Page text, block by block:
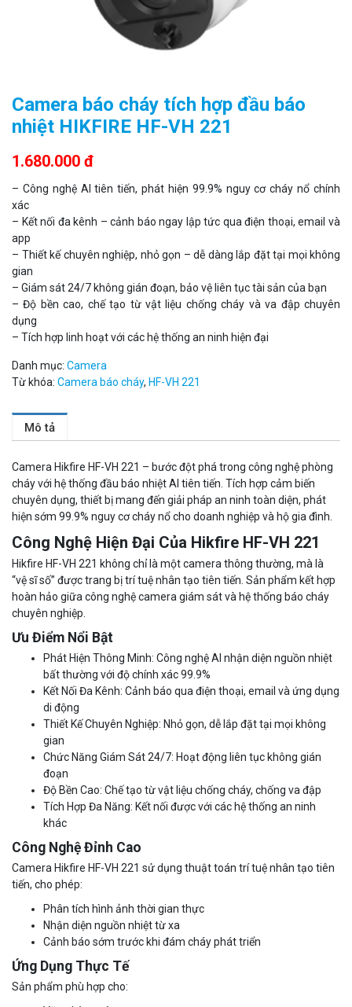
Camera báo cháy tích hợp đầu báo
nhiệt HIKFIRE HF-VH 221
1.680.000 đ
– Công nghệ AI tiên tiến, phát hiện 99.9% nguy cơ cháy nổ chính
xác
– Kết nối đa kênh – cảnh báo ngay lập tức qua điện thoại, email và
app
– Thiết kế chuyên nghiệp, nhỏ gọn – dễ dàng lắp đặt tại mọi không
gian
– Giám sát 24/7 không gián đoạn, bảo vệ liên tục tài sản của bạn
– Độ bền cao, chế tạo từ vật liệu chống cháy và va đập chuyên
dụng
– Tích hợp linh hoạt với các hệ thống an ninh hiện đại
Danh mục: Camera
Từ khóa: Camera báo cháy, HF-VH 221
Mô tả
Camera Hikfire HF-VH 221 – bước đột phá trong công nghệ phòng
cháy với hệ thống đầu báo nhiệt AI tiên tiến. Tích hợp cảm biến
chuyên dụng, thiết bị mang đến giải pháp an ninh toàn diện, phát
hiện sớm 99.9% nguy cơ cháy nổ cho doanh nghiệp và hộ gia đình.
Công Nghệ Hiện Đại Của Hikfire HF-VH 221
Hikfire HF-VH 221 không chỉ là một camera thông thường, mà là
“vệ sĩ số” được trang bị trí tuệ nhân tạo tiên tiến. Sản phẩm kết hợp
hoàn hảo giữa công nghệ camera giám sát và hệ thống báo cháy
chuyên nghiệp.
Ưu Điểm Nổi Bật
Phát Hiện Thông Minh: Công nghệ AI nhận diện nguồn nhiệt
bất thường với độ chính xác 99.9%
Kết Nối Đa Kênh: Cảnh báo qua điện thoại, email và ứng dụng
di động
Thiết Kế Chuyên Nghiệp: Nhỏ gọn, dễ lắp đặt tại mọi không
gian
Chức Năng Giám Sát 24/7: Hoạt động liên tục không gián
đoạn
Độ Bền Cao: Chế tạo từ vật liệu chống cháy, chống va đập
Tích Hợp Đa Năng: Kết nối được với các hệ thống an ninh
khác
Công Nghệ Đỉnh Cao
Camera Hikfire HF-VH 221 sử dụng thuật toán trí tuệ nhân tạo tiên
tiến, cho phép:
Phân tích hình ảnh thời gian thực
Nhận diện nguồn nhiệt từ xa
Cảnh báo sớm trước khi đám cháy phát triển
Ứng Dụng Thực Tế
Sản phẩm phù hợp cho:
Đèn năng lượng mặt trời tích hợp camera quan sát Akiko
Liên hệ
MUA NGAY
560.000 đ
MUA NGAY